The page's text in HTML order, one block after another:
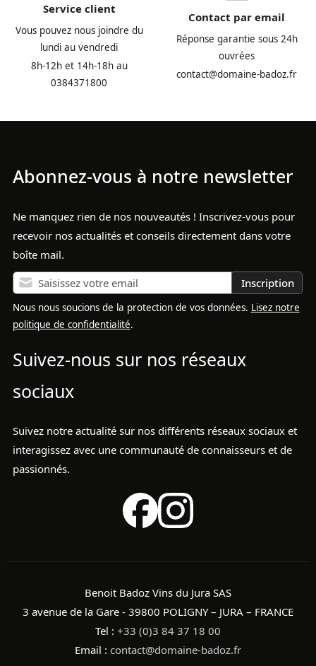
Service client
Vous pouvez nous joindre du
lundi au vendredi
8h-12h et 14h-18h au
0384371800
Contact par email
Réponse garantie sous 24h
ouvrées
contact@domaine-badoz.fr
Abonnez-vous à notre newsletter
Ne manquez rien de nos nouveautés ! Inscrivez-vous pour
recevoir nos actualités et conseils directement dans votre
boîte mail.
Inscription
Nous nous soucions de la protection de vos données. Lisez notre
politique de confidentialité.
Suivez-nous sur nos réseaux
sociaux
Suivez notre actualité sur nos différents réseaux sociaux et
interagissez avec une communauté de connaisseurs et de
passionnés.
Benoit Badoz Vins du Jura SAS
3 avenue de la Gare - 39800 POLIGNY – JURA – FRANCE
Tel : +33 (0)3 84 37 18 00
Email : contact@domaine-badoz.fr